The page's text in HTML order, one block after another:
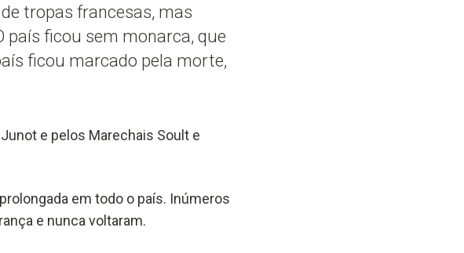
tropas francesas, mas
país ficou sem monarca, que
ficou marcado pela morte,
e pelos Marechais Soult e
em todo o país. Inúmeros
e nunca voltaram.